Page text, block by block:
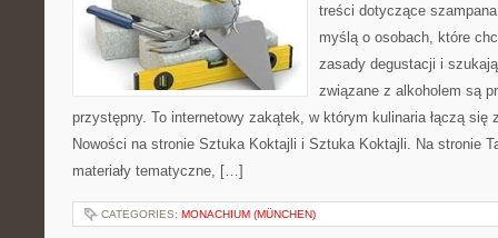
treści dotyczące
myślą o osobach, które
zasady degustacji i
związane z alkoholem są
przystępny. To internetowy zakątek, w którym kulinaria łączą się
Nowości na stronie Sztuka Koktajli i Sztuka Koktajli. Na stronie
materiały tematyczne, […]
CATEGORIES: MONACHIUM (MÜNCHEN)